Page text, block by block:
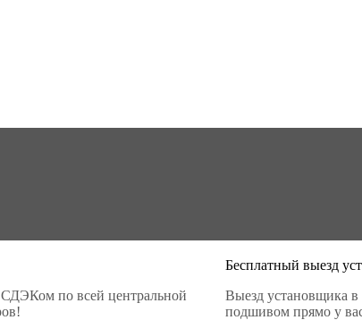
по всей центральной
Бесплатный выезд
Выезд установщика
подшивом прямо у